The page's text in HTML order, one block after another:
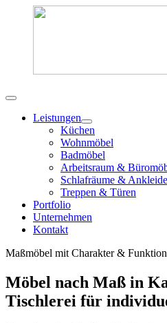
Leistungen
Küchen
Wohnmöbel
Badmöbel
Arbeitsraum &
Schlafräume &
Treppen & Türen
Portfolio
Unternehmen
Kontakt
Maßmöbel mit Charakter & Funktion
Möbel nach Maß in
Tischlerei für